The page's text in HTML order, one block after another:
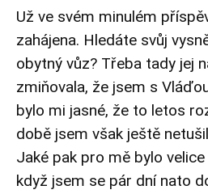
Už ve svém minulém
zahájena. Hledáte svůj
obytný vůz? Třeba tady jej
zmiňovala, že jsem s
bylo mi jasné, že to letos
době jsem však ještě
Jaké pak pro mě bylo
když jsem se pár dní nato